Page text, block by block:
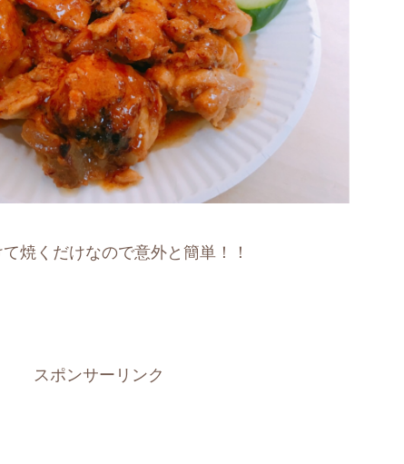
焼くだけなので意外と簡単！！
スポンサーリンク